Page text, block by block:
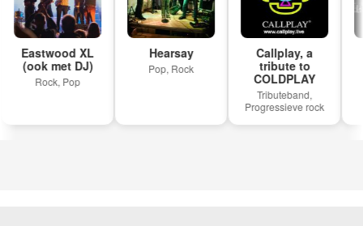
Eastwood XL
(ook met DJ)
Rock, Pop
Hearsay
Pop, Rock
Callplay, a
tribute to
COLDPLAY
Tributeband,
Progressieve rock